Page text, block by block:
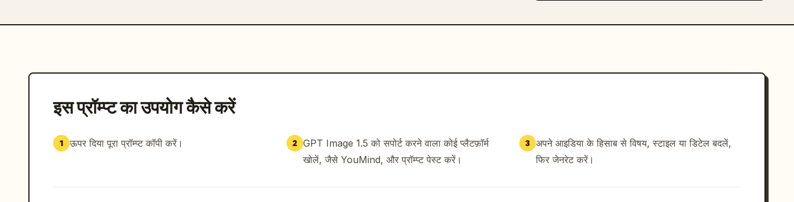
इस प्रॉम्प्ट का उपयोग कैसे करें
1 ऊपर दिया पूरा प्रॉम्प्ट कॉपी करें। 2 GPT Image 1.5 को सपोर्ट करने वाला कोई प्लैटफ़ॉर्म
खोलें, जैसे YouMind, और प्रॉम्प्ट पेस्ट करें।
3 अपने आइडिया के हिसाब से विषय, स्टाइल या डिटेल बदलें,
फिर जेनरेट करें।